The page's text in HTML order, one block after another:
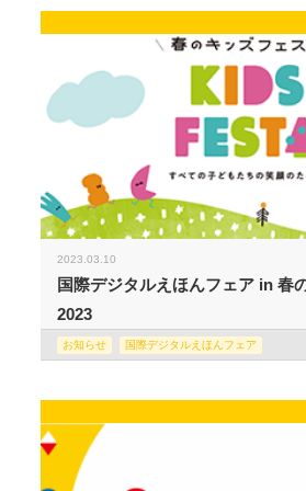
2023.03.10
国際デジタルえほんフェア in 春
2023
お知らせ 国際デジタルえほんフェア